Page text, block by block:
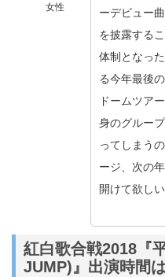
女性
ーデビュー
を披露する
体制となっ
る今年最後
ドームツア
身のグルー
ってしまう
ージ、次の
開けて欲し
紅白歌合戦2018『
JUMP)』出演時間